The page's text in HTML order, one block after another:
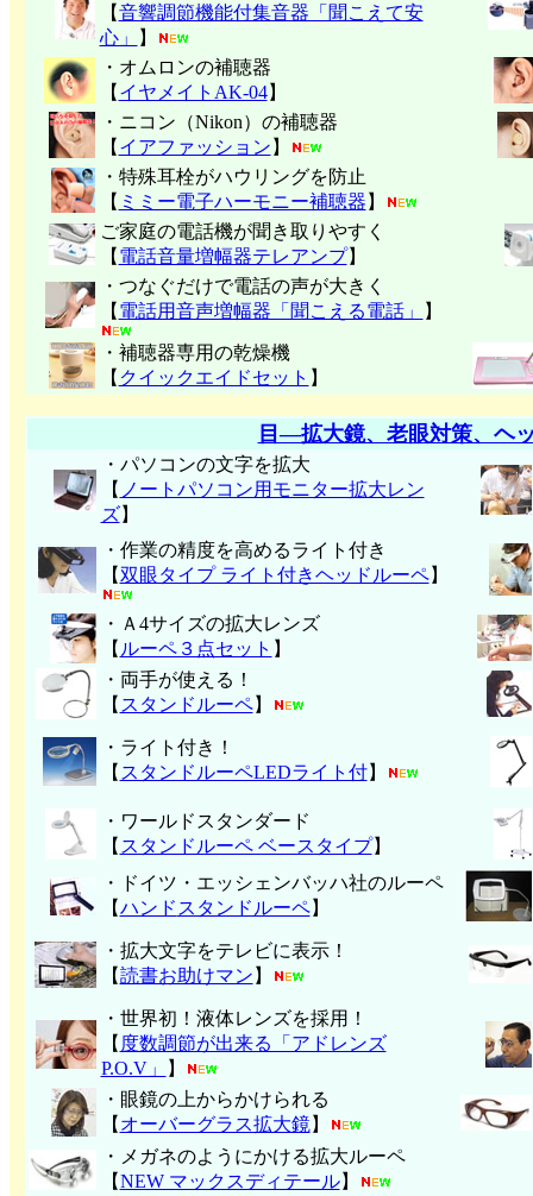
【音響調節機能付集音器「聞こえて安
心」
】
・オムロンの補聴器
【 イヤメイトAK-04】
・ニコン（Nikon）の補聴器
【 イアファッション 】
・特殊耳栓がハウリングを防止
【 ミミー電子ハーモニー補聴器 】
ご家庭の電話機が聞き取りやすく
【 電話音量増幅器テレアンプ】
・つなぐだけで電話の声が大きく
【 電話用音声増幅器「聞こえる電話」 】
・補聴器専用の乾燥機
【 クイックエイドセット 】
目―拡大鏡、老眼対策、ヘ
・パソコンの文字を拡大
【 ノートパソコン用モニター拡大レン
ズ】
・作業の精度を高めるライト付き
【双眼タイプ ライト付きヘッドルーペ】
・Ａ4サイズの拡大レンズ
【 ルーペ３点セット 】
・両手が使える！
【 スタンドルーペ】
・ライト付き！
【 スタンドルーペLEDライト付】
・ワールドスタンダード
【 スタンドルーペ ベースタイプ】
・ドイツ・エッシェンバッハ社のルーペ
【ハンド スタンドルーペ】
・拡大文字をテレビに表示！
【読書お助けマン 】
・世界初！液体レンズを採用！
【 度数調節が出来る「アドレンズ
P.O.V」
】
・眼鏡の上からかけられる
【 オーバーグラス拡大鏡】
・メガネのようにかける拡大ルーペ
【NEW マックスディテール】